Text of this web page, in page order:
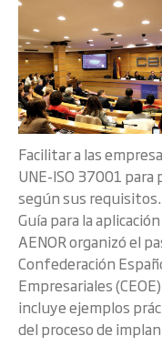
Facilitar a las
UNE-ISO 37001
según sus
Guía para la
AENOR organizó el
Confederación
Empresariales
incluye ejemplos
del proceso de